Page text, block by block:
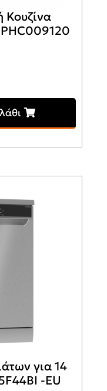
Κουζίνα
για 14
-EU